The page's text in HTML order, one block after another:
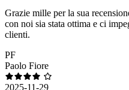
Grazie mille per la sua
con noi sia stata ottima e ci
clienti.
PF
Paolo Fiore
2025-11-29